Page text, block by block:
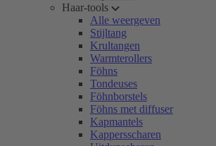
Haar-tools
Alle weergeven
Stijltang
Krultangen
Warmterollers
Föhns
Tondeuses
Föhnborstels
Föhns met diffuser
Kapmantels
Kappersscharen